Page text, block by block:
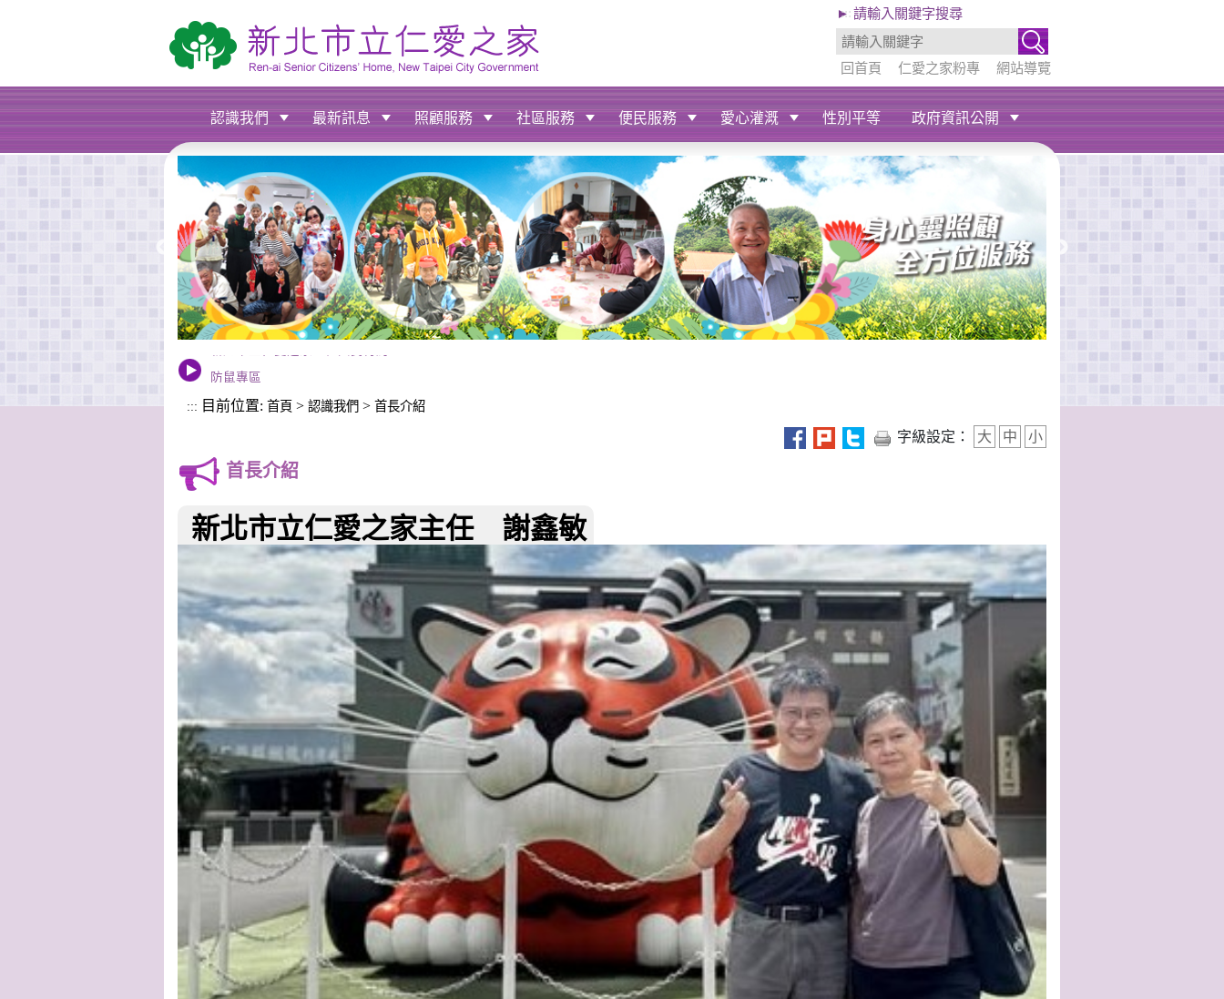
► 請輸入關鍵字搜尋
:::
回首頁 仁愛之家粉專 網站導覽
認識我們 最新訊息 照顧服務 社區服務 便民服務 愛心灌溉 性別平等 政府資訊公開
防鼠專區
新北市立仁愛之家主任與民有約
::: 目前位置: 首頁 > 認識我們 > 首長介紹
字級設定： 大 中 小
首長介紹
新北市立仁愛之家主任 謝鑫敏